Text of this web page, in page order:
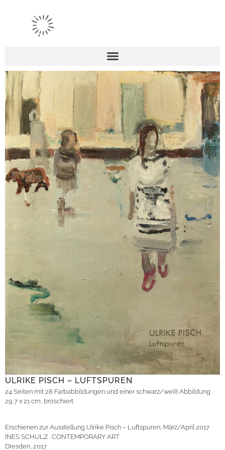
ULRIKE PISCH – LUFTSPUREN
24 Seiten mit 28 Farbabbildungen und einer schwarz/weiß Abbildung
29,7 x 21 cm, broschiert
Erschienen zur Ausstellung Ulrike Pisch – Luftspuren, März/April 2017
INES SCHULZ · CONTEMPORARY ART
Dresden, 2017